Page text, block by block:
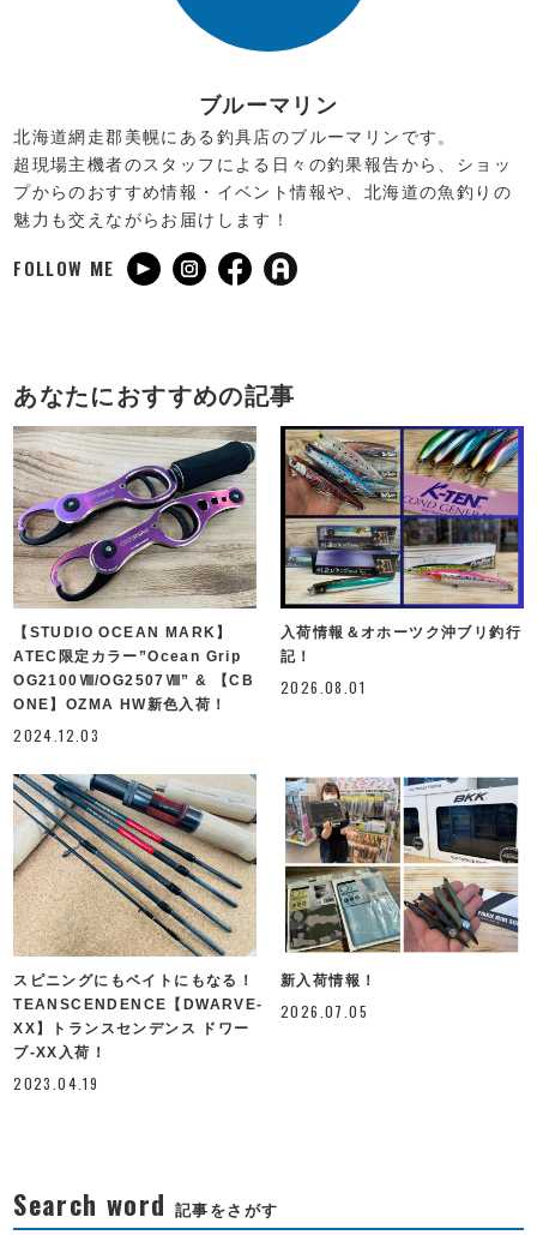
ブルーマリン
北海道網走郡美幌にある釣具店のブルーマリンです。
超現場主機者のスタッフによる日々の釣果報告から、ショッ
プからのおすすめ情報・イベント情報や、北海道の魚釣りの
魅力も交えながらお届けします！
FOLLOW ME
あなたにおすすめの記事
【STUDIO OCEAN MARK】
ATEC限定カラー”Ocean Grip
OG2100Ⅷ/OG2507Ⅷ” & 【CB
ONE】OZMA HW新色入荷！
2024.12.03
入荷情報＆オホーツク沖ブリ釣行
記！
2026.08.01
スピニングにもベイトにもなる！
TEANSCENDENCE【DWARVE-
XX】トランスセンデンス ドワー
ブ-XX入荷！
2023.04.19
新入荷情報！
2026.07.05
Search word 記事をさがす